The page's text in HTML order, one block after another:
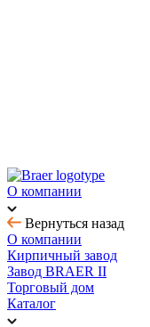
О компании
Вернуться назад
О компании
Кирпичный завод
Завод BRAER II
Торговый дом
Каталог